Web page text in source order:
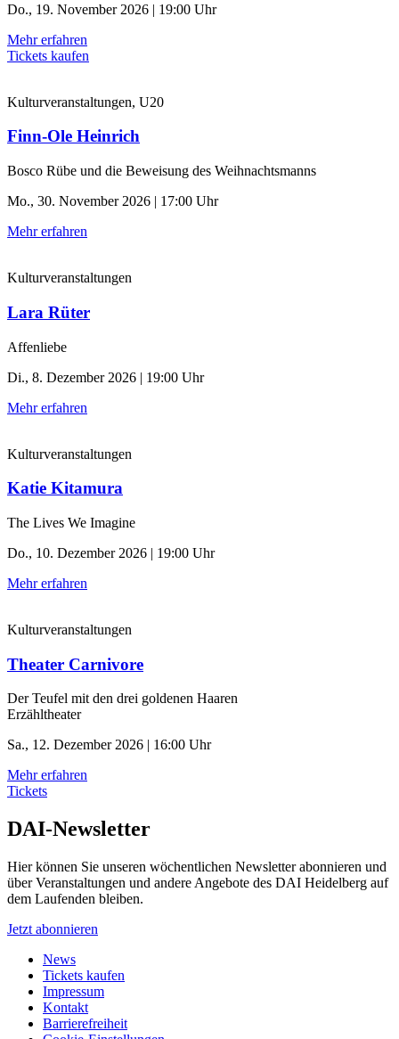
Do., 19. November 2026 | 19:00 Uhr
Mehr erfahren
Tickets kaufen
Kulturveranstaltungen, U20
Finn-Ole Heinrich
Bosco Rübe und die Beweisung des Weihnachtsmanns
Mo., 30. November 2026 | 17:00 Uhr
Mehr erfahren
Kulturveranstaltungen
Lara Rüter
Affenliebe
Di., 8. Dezember 2026 | 19:00 Uhr
Mehr erfahren
Kulturveranstaltungen
Katie Kitamura
The Lives We Imagine
Do., 10. Dezember 2026 | 19:00 Uhr
Mehr erfahren
Kulturveranstaltungen
Theater Carnivore
Der Teufel mit den drei goldenen Haaren
Erzähltheater
Sa., 12. Dezember 2026 | 16:00 Uhr
Mehr erfahren
Tickets
DAI-Newsletter
Hier können Sie unseren wöchentlichen Newsletter abonnieren und
über Veranstaltungen und andere Angebote des DAI Heidelberg auf
dem Laufenden bleiben.
Jetzt abonnieren
News
Tickets kaufen
Impressum
Kontakt
Barrierefreiheit